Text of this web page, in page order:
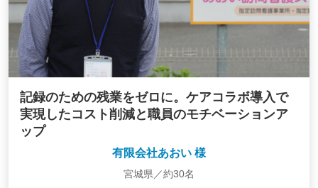
記録のための残業をゼロに。ケアコラボ導入で
実現したコスト削減と職員のモチベーションア
ップ
有限会社あおい 様
宮城県／約30名